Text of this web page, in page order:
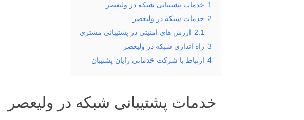
1 خدمات پشتیبانی شبکه در ولیعصر
2 خدمات شبکه در ولیعصر
2.1 ارزش های امنیتی در پشتیبانی مشتری
3 راه اندازی شبکه در ولیعصر
4 ارتباط با شرکت خدماتی رایان پشتیبان
خدمات پشتیبانی شبکه در ولیعصر